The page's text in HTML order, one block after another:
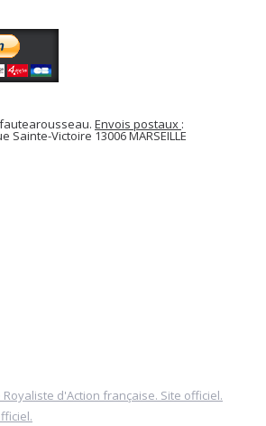
Envois postaux :
Victoire 13006 MARSEILLE
d'Action française. Site officiel.